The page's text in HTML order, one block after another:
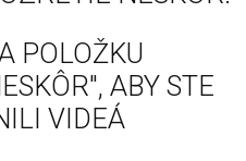
POLOŽKU
ABY STE
VIDEÁ